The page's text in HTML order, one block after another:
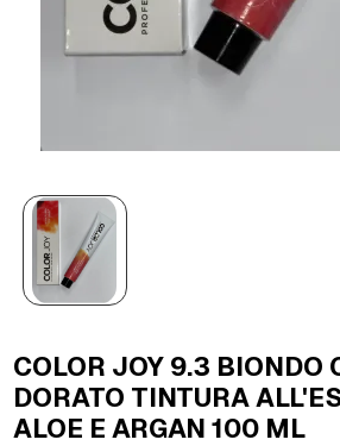
COLOR JOY 9.3 BIONDO
DORATO TINTURA
ALOE E ARGAN 100 ML